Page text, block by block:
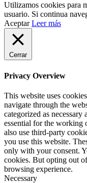
Utilizamos cookies para
usuario. Si continua
Aceptar Leer más
Cerrar
Privacy Overview
This website uses
navigate through the
categorized as
essential for the working
also use third-party
you use this website.
only with your consent.
cookies. But opting out
browsing experience.
Necessary